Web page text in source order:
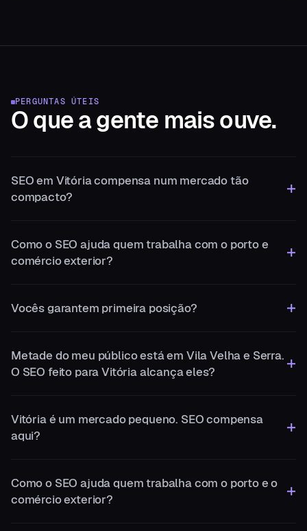
PERGUNTAS ÚTEIS
O que a gente mais ouve.
SEO em Vitória compensa num mercado tão
compacto?
Como o SEO ajuda quem trabalha com o porto e
comércio exterior?
Vocês garantem primeira posição?
Metade do meu público está em Vila Velha e Serra.
O SEO feito para Vitória alcança eles?
Vitória é um mercado pequeno. SEO compensa
aqui?
Como o SEO ajuda quem trabalha com o porto e o
comércio exterior?